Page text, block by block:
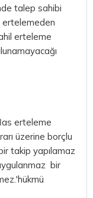
talep sahibi
ertelemeden
erteleme
erteleme
üzerine borçlu
takip yapılamaz
bir